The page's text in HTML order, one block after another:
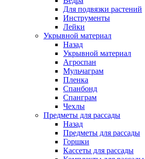
Для подвязки растений
Инструменты
Лейки
Укрывной материал
Назад
Укрывной материал
Агроспан
Мульчаграм
Пленка
Спанбонд
Спанграм
Чехлы
Предметы для рассады
Назад
Предметы для рассады
Горшки
Кассеты для рассады